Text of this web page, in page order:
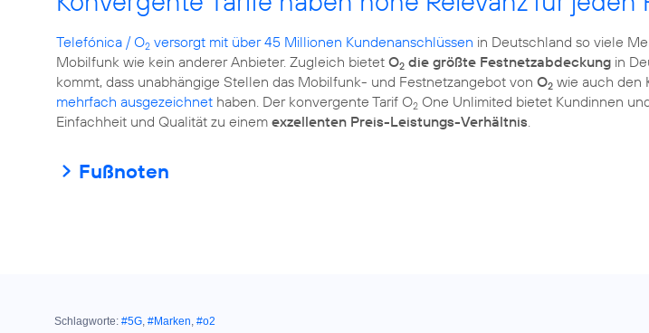
Telefónica / O2 versorgt mit über 45 Millionen Kundenanschlüssen in Deutschland so viele
Mobilfunk wie kein anderer Anbieter. Zugleich bietet O2 die größte Festnetzabdeckung in
kommt, dass unabhängige Stellen das Mobilfunk- und Festnetzangebot von O2 wie auch den
mehrfach ausgezeichnet haben. Der konvergente Tarif O2 One Unlimited bietet Kundinnen
Einfachheit und Qualität zu einem exzellenten Preis-Leistungs-Verhältnis.
Fußnoten
Schlagworte: #5G, #Marken, #o2